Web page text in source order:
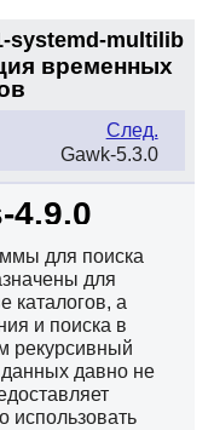
systemd-multilib
временных
След.
Gawk-5.3.0
4.9.0
для поиска
для
каталогов, а
и поиска в
рекурсивный
давно не
использовать